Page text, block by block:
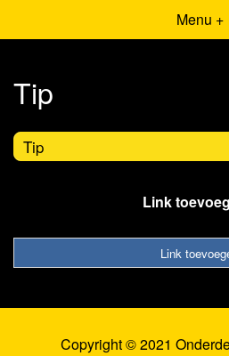
Menu +
Tip
Tip
Link
Link
Copyright © 2021